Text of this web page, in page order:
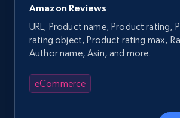
Amazon Reviews
URL, Product name, Product rating,
rating object, Product rating max,
Author name, Asin, and more.
eCommerce